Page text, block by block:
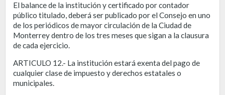
El balance de la institución y certificado por contador
público titulado, deberá ser publicado por el Consejo en uno
de los periódicos de mayor circulación de la Ciudad de
Monterrey dentro de los tres meses que sigan a la clausura
de cada ejercicio.
ARTICULO 12.- La institución estará exenta del pago de
cualquier clase de impuesto y derechos estatales o
municipales.